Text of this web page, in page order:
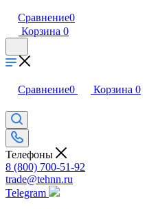
Сравнение0
Корзина 0
Сравнение0 Корзина 0
Телефоны
8 (800) 700-51-92
trade@tehnn.ru
Telegram